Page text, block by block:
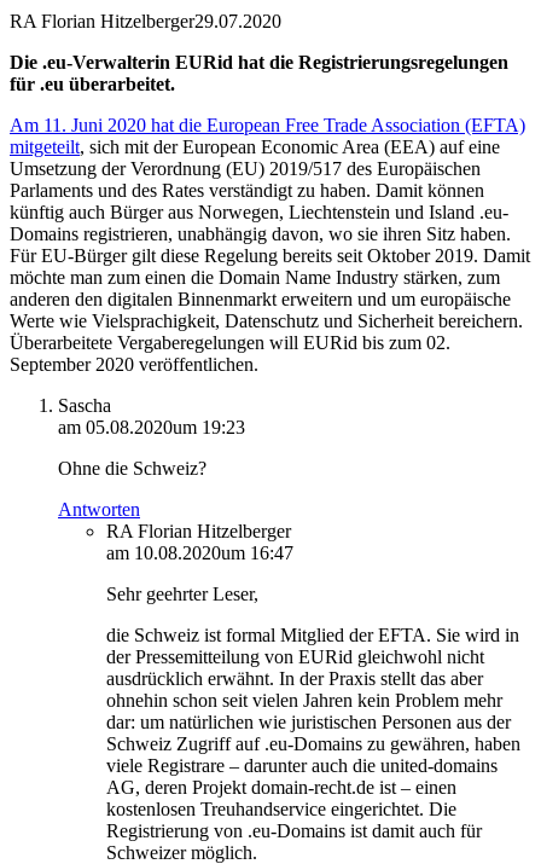
RA Florian Hitzelberger29.07.2020
Die .eu-Verwalterin EURid hat die Registrierungsregelungen
für .eu überarbeitet.
Am 11. Juni 2020 hat die European Free Trade Association (EFTA)
mitgeteilt, sich mit der European Economic Area (EEA) auf eine
Umsetzung der Verordnung (EU) 2019/517 des Europäischen
Parlaments und des Rates verständigt zu haben. Damit können
künftig auch Bürger aus Norwegen, Liechtenstein und Island .eu-
Domains registrieren, unabhängig davon, wo sie ihren Sitz haben.
Für EU-Bürger gilt diese Regelung bereits seit Oktober 2019. Damit
möchte man zum einen die Domain Name Industry stärken, zum
anderen den digitalen Binnenmarkt erweitern und um europäische
Werte wie Vielsprachigkeit, Datenschutz und Sicherheit bereichern.
Überarbeitete Vergaberegelungen will EURid bis zum 02.
September 2020 veröffentlichen.
Sascha
am 05.08.2020um 19:23
Ohne die Schweiz?
Antworten
RA Florian Hitzelberger
am 10.08.2020um 16:47
Sehr geehrter Leser,
die Schweiz ist formal Mitglied der EFTA. Sie wird in
der Pressemitteilung von EURid gleichwohl nicht
ausdrücklich erwähnt. In der Praxis stellt das aber
ohnehin schon seit vielen Jahren kein Problem mehr
dar: um natürlichen wie juristischen Personen aus der
Schweiz Zugriff auf .eu-Domains zu gewähren, haben
viele Registrare – darunter auch die united-domains
AG, deren Projekt domain-recht.de ist – einen
kostenlosen Treuhandservice eingerichtet. Die
Registrierung von .eu-Domains ist damit auch für
Schweizer möglich.